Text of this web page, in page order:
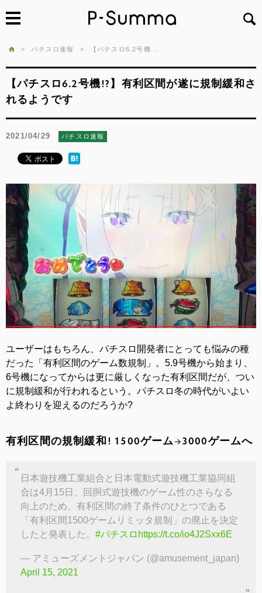
> パチスロ速報 > 【パチスロ6.2号機...
【パチスロ6.2号機!?】有利区間が遂に規制緩和さ
れるようです
2021/04/29 パチスロ速報
ユーザーはもちろん、パチスロ開発者にとっても悩みの種
だった「有利区間のゲーム数規制」。5.9号機から始まり、
6号機になってからは更に厳しくなった有利区間だが、つい
に規制緩和が行われるという。パチスロ冬の時代がいよい
よ終わりを迎えるのだろうか?
有利区間の規制緩和! 1500ゲーム→3000ゲームへ
日本遊技機工業組合と日本電動式遊技機工業協同組
合は4月15日、回胴式遊技機のゲーム性のさらなる
向上のため、有利区間の終了条件のひとつである
「有利区間1500ゲームリミッタ規制」の廃止を決定
したと発表した。 #パチスロ https://t.co/io4J2Sxx6E
— アミューズメントジャパン (@amusement_japan)
April 15, 2021